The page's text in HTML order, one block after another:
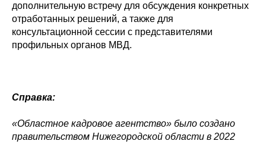
дополнительную встречу для обсуждения конкретных
отработанных решений, а также для
консультационной сессии с представителями
профильных органов МВД.
Справка:
«Областное кадровое агентство» было создано
правительством Нижегородской области в 2022